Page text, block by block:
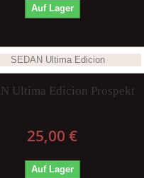
Auf Lager
Ultima Edicion Prospekt
25,00 €
Auf Lager